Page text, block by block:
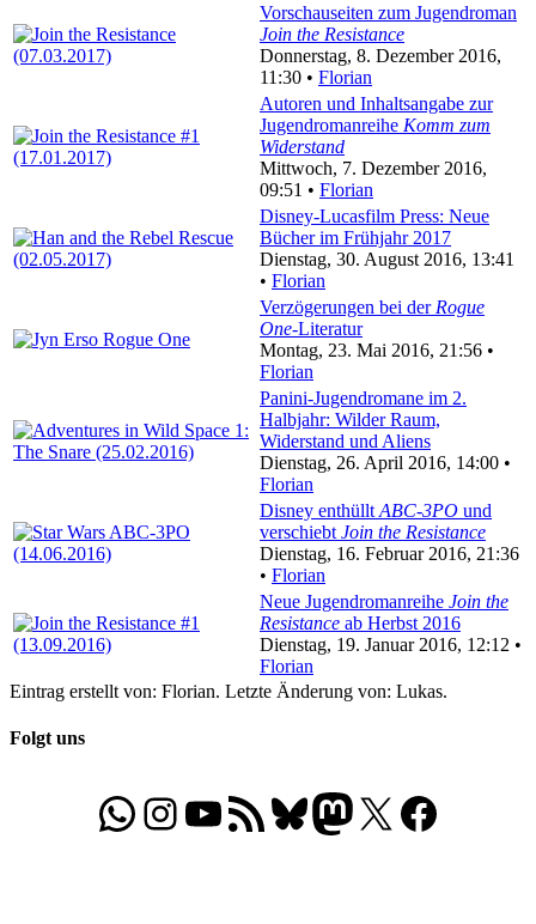
Vorschauseiten zum Jugendroman
Join the Resistance
Donnerstag, 8. Dezember 2016,
11:30 • Florian
Autoren und Inhaltsangabe zur
Jugendromanreihe Komm zum
Widerstand
Mittwoch, 7. Dezember 2016,
09:51 • Florian
Disney-Lucasfilm Press: Neue
Bücher im Frühjahr 2017
Dienstag, 30. August 2016, 13:41
• Florian
Verzögerungen bei der Rogue
One-Literatur
Montag, 23. Mai 2016, 21:56 •
Florian
Panini-Jugendromane im 2.
Halbjahr: Wilder Raum,
Widerstand und Aliens
Dienstag, 26. April 2016, 14:00 •
Florian
Disney enthüllt ABC-3PO und
verschiebt Join the Resistance
Dienstag, 16. Februar 2016, 21:36
• Florian
Neue Jugendromanreihe Join the
Resistance ab Herbst 2016
Dienstag, 19. Januar 2016, 12:12 •
Florian
Eintrag erstellt von: Florian. Letzte Änderung von: Lukas.
Folgt uns
WhatsApp
Folgt uns auf Instagram
Besucht unseren YouTube-Kanal
RSS-FeedBluesky
Folgt uns auf Mastodon
X Folgt uns auf